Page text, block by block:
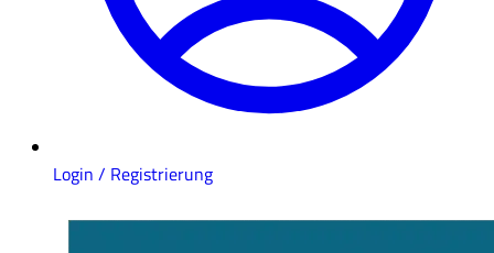
Login / Registrierung